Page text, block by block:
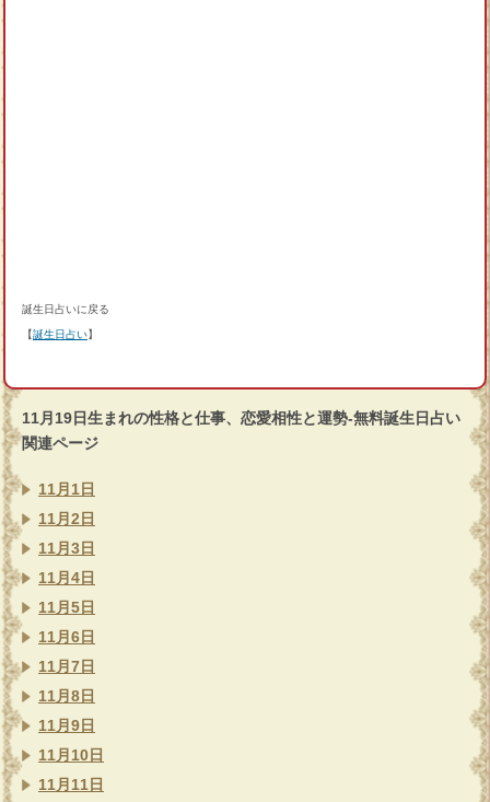
誕生日占いに戻る
【誕生日占い】
11月19日生まれの性格と仕事、恋愛相性と運勢-無料誕生日占い
関連ページ
11月1日
11月2日
11月3日
11月4日
11月5日
11月6日
11月7日
11月8日
11月9日
11月10日
11月11日